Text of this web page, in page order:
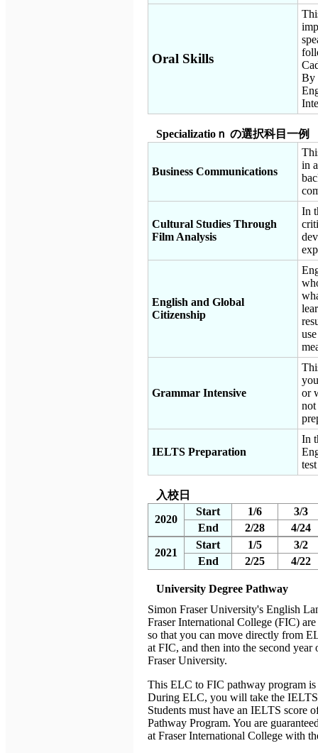
Oral Skills
By
Specializatioｎ の選択科目一例
Business Communications
in
Cultural Studies Through
Film Analysis
In
English and Global
Citizenship
Grammar Intensive
or
not
IELTS Preparation
In
入校日
2020
Start 1/6
3/3
End
2/28 4/24
2021
Start 1/5
3/2
End
2/25 4/22
University Degree Pathway
Simon Fraser University's English
Fraser International College (FIC)
so that you can move directly from
at FIC, and then into the second year
Fraser University.
This ELC to FIC pathway program
During ELC, you will take the
Students must have an IELTS score
Pathway Program. You are
at Fraser International College with